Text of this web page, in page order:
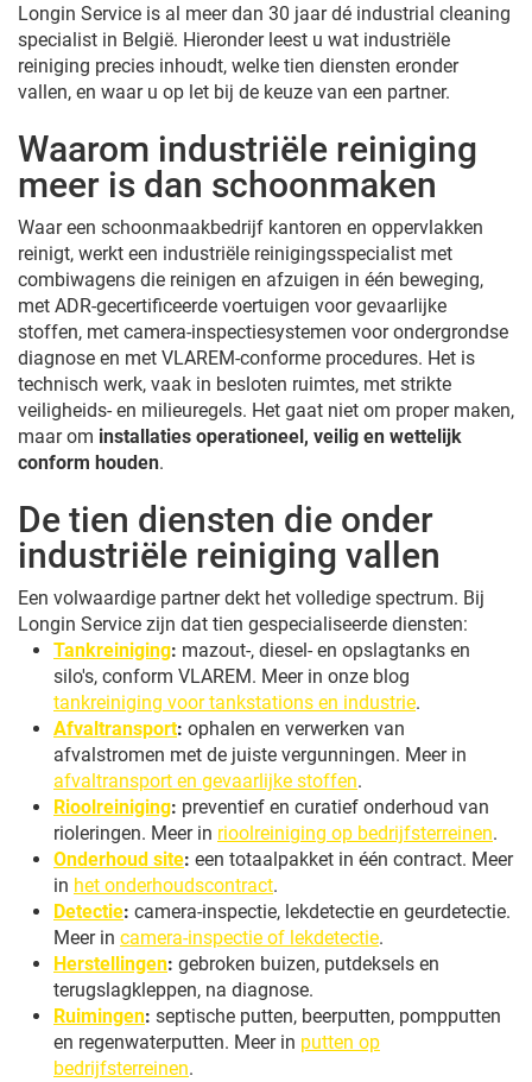
Longin Service is al meer dan 30 jaar dé industrial cleaning
specialist in België. Hieronder leest u wat industriële
reiniging precies inhoudt, welke tien diensten eronder
vallen, en waar u op let bij de keuze van een partner.
Waarom industriële reiniging
meer is dan schoonmaken
Waar een schoonmaakbedrijf kantoren en oppervlakken
reinigt, werkt een industriële reinigingsspecialist met
combiwagens die reinigen en afzuigen in één beweging,
met ADR-gecertificeerde voertuigen voor gevaarlijke
stoffen, met camera-inspectiesystemen voor ondergrondse
diagnose en met VLAREM-conforme procedures. Het is
technisch werk, vaak in besloten ruimtes, met strikte
veiligheids- en milieuregels. Het gaat niet om proper maken,
maar om installaties operationeel, veilig en wettelijk
conform houden.
De tien diensten die onder
industriële reiniging vallen
Een volwaardige partner dekt het volledige spectrum. Bij
Longin Service zijn dat tien gespecialiseerde diensten:
Tankreiniging: mazout-, diesel- en opslagtanks en
silo's, conform VLAREM. Meer in onze blog
tankreiniging voor tankstations en industrie.
Afvaltransport: ophalen en verwerken van
afvalstromen met de juiste vergunningen. Meer in
afvaltransport en gevaarlijke stoffen.
Rioolreiniging: preventief en curatief onderhoud van
rioleringen. Meer in rioolreiniging op bedrijfsterreinen.
Onderhoud site: een totaalpakket in één contract. Meer
in het onderhoudscontract.
Detectie: camera-inspectie, lekdetectie en geurdetectie.
Meer in camera-inspectie of lekdetectie.
Herstellingen: gebroken buizen, putdeksels en
terugslagkleppen, na diagnose.
Ruimingen: septische putten, beerputten, pompputten
en regenwaterputten. Meer in putten op
bedrijfsterreinen.